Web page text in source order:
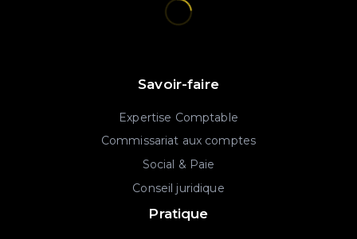
Savoir-faire
Expertise Comptable
Commissariat aux comptes
Social & Paie
Conseil juridique
Pratique